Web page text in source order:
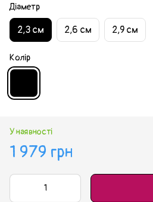
Діаметр
2,3 см 2,6 см 2,9 см
Колір
У наявності
1 979 грн